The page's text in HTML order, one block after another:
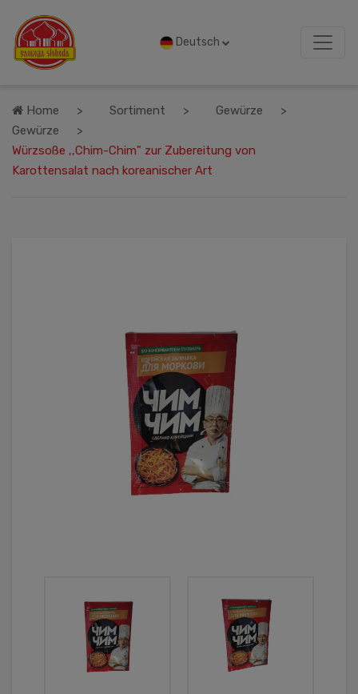
Deutsch
Home Sortiment
Gewürze
Gewürze
Würzsoße ,,Chim-Chim" zur Zubereitung von
Karottensalat nach koreanischer Art